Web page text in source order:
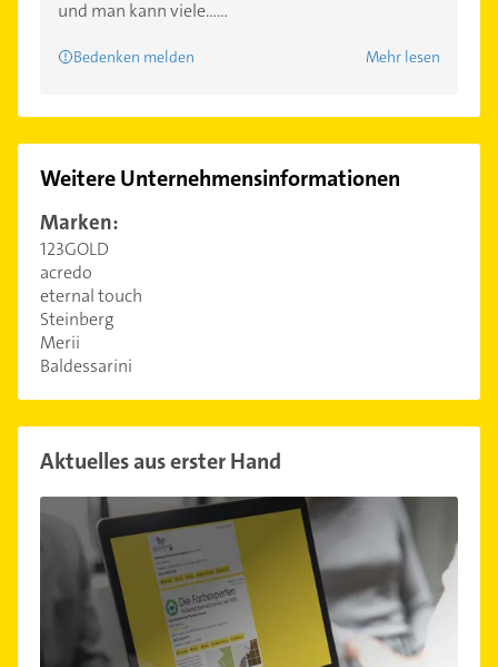
und man kann viele......
Bedenken melden Mehr lesen
Weitere Unternehmensinformationen
Marken:
123GOLD
acredo
eternal touch
Steinberg
Merii
Baldessarini
Aktuelles aus erster Hand